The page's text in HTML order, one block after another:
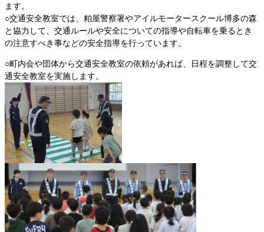
ます。
○交通安全教室では、粕屋警察署やアイルモータースクール博多の森
と協力して、交通ルールや安全についての指導や自転車を乗るとき
の注意すべき事などの安全指導を行っています。
○町内会や団体から交通安全教室の依頼があれば、日程を調整して交
通安全教室を実施します。